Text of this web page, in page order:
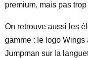
premium, mais pas
On retrouve aussi les
gamme : le logo
Jumpman sur la